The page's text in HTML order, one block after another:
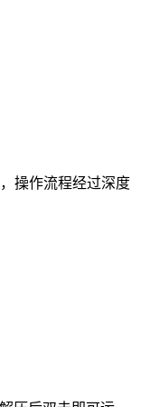
操作流程经过深度